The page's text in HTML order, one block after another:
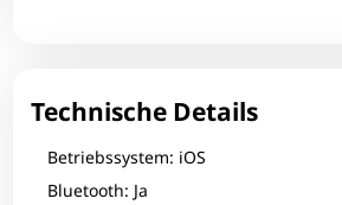
Technische Details
Betriebssystem: iOS
Bluetooth: Ja